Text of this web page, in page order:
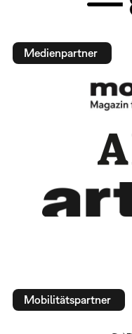
Medienpartner
Mobilitätspartner